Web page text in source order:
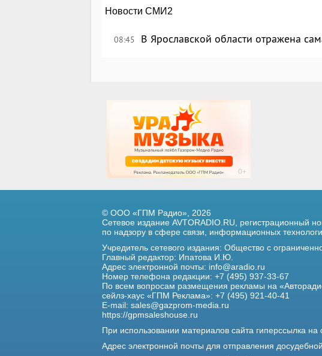
Новости СМИ2
08:45 В Ярославской области отражена
© ООО «ГПМ Радио», 2026
Сетевое издание AVTORADIO.RU, регистрационный
по надзору в сфере связи, информационных
Учредитель сетевого издания: Общество с
Главный редактор: Ипатова И.Ю.
Адрес электронной почты: info@aradio.ru
Номер телефона редакции: +7 (495) 937-33-67
По всем вопросам размещения рекламы на
сейлз-хаус «ГПМ Реклама»: +7 (495) 921-40-41
E-mail: sales@gazprom-media.ru
https://gpmsaleshouse.ru
При использовании материалов сайта гиперссылка на
Адрес электронной почты для отправления